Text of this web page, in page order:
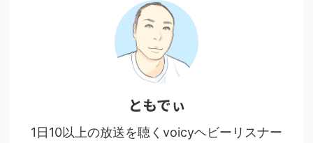
ともでぃ
1日10以上の放送を聴くvoicyヘビーリスナー